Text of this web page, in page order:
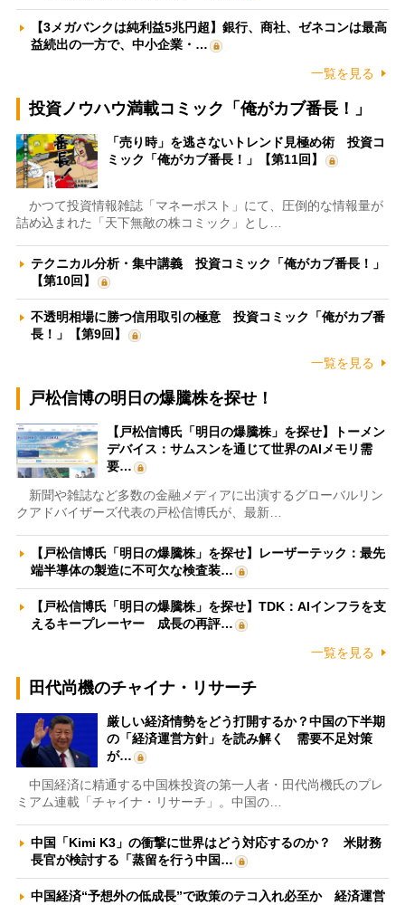
【3メガバンクは純利益5兆円超】銀行、商社、ゼネコンは最高
益続出の一方で、中小企業・…
一覧を見る
投資ノウハウ満載コミック「俺がカブ番長！」
「売り時」を逃さないトレンド見極め術 投資コ
ミック「俺がカブ番長！」【第11回】
かつて投資情報雑誌「マネーポスト」にて、圧倒的な情報量が
詰め込まれた「天下無敵の株コミック」とし…
テクニカル分析・集中講義 投資コミック「俺がカブ番長！」
【第10回】
不透明相場に勝つ信用取引の極意 投資コミック「俺がカブ番
長！」【第9回】
一覧を見る
戸松信博の明日の爆騰株を探せ！
【戸松信博氏「明日の爆騰株」を探せ】トーメン
デバイス：サムスンを通じて世界のAIメモリ需
要…
新聞や雑誌など多数の金融メディアに出演するグローバルリン
クアドバイザーズ代表の戸松信博氏が、最新…
【戸松信博氏「明日の爆騰株」を探せ】レーザーテック：最先
端半導体の製造に不可欠な検査装…
【戸松信博氏「明日の爆騰株」を探せ】TDK：AIインフラを支
えるキープレーヤー 成長の再評…
一覧を見る
田代尚機のチャイナ・リサーチ
厳しい経済情勢をどう打開するか？中国の下半期
の「経済運営方針」を読み解く 需要不足対策
が…
中国経済に精通する中国株投資の第一人者・田代尚機氏のプレ
ミアム連載「チャイナ・リサーチ」。中国の…
中国「Kimi K3」の衝撃に世界はどう対応するのか？ 米財務
長官が検討する「蒸留を行う中国…
中国経済“予想外の低成長”で政策のテコ入れ必至か 経済運営